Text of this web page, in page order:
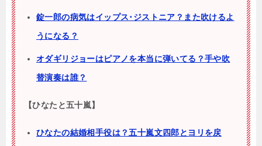
錠一郎の病気はイップス･ジストニア？また吹けるよ
うになる？
オダギリジョーはピアノを本当に弾いてる？手や吹
替演奏は誰？
【ひなたと五十嵐】
ひなたの結婚相手役は？五十嵐文四郎とヨリを戻